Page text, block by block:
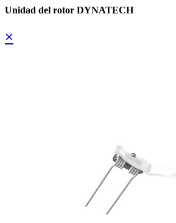
Unidad del rotor DYNATECH
×